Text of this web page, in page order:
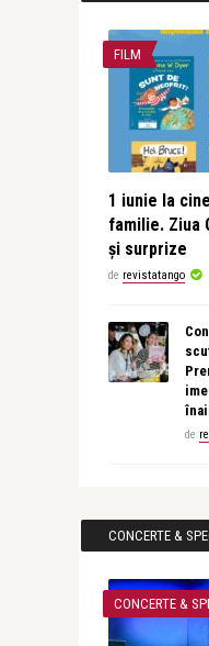
FILM
1 iunie la
familie. Ziua
și surprize
de revistatango
de
CONCERTE &
CONCERTE &